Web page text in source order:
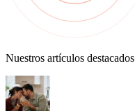
Nuestros artículos destacados